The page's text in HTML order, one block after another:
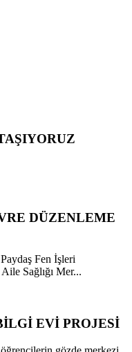
DÜZENLEME
Fen İşleri
Sağlığı Mer...
EVI PROJESI